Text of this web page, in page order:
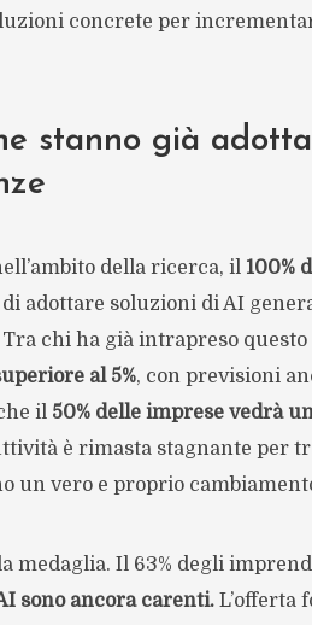
concrete per
stanno già
della ricerca, il 100%
adottare soluzioni di AI
chi ha già intrapreso questo
al 5%, con previsioni
il 50% delle imprese vedrà
è rimasta stagnante per
un vero e proprio
medaglia. Il 63% degli
sono ancora carenti. L’offerta